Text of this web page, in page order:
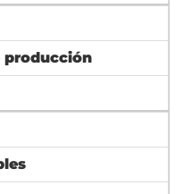
producción